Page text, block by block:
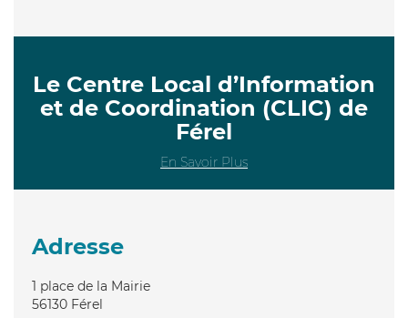
Le Centre Local d’Information
et de Coordination (CLIC) de
Férel
En Savoir Plus
Adresse
1 place de la Mairie
56130 Férel